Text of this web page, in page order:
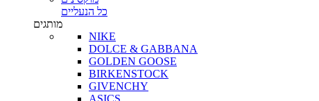
כל הנעליים
מותגים
NIKE
DOLCE & GABBANA
GOLDEN GOOSE
BIRKENSTOCK
GIVENCHY
ASICS